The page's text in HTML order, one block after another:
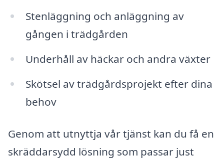
Stenläggning och anläggning av
gången i trädgården
Underhåll av häckar och andra växter
Skötsel av trädgårdsprojekt efter dina
behov
Genom att utnyttja vår tjänst kan du få en
skräddarsydd lösning som passar just